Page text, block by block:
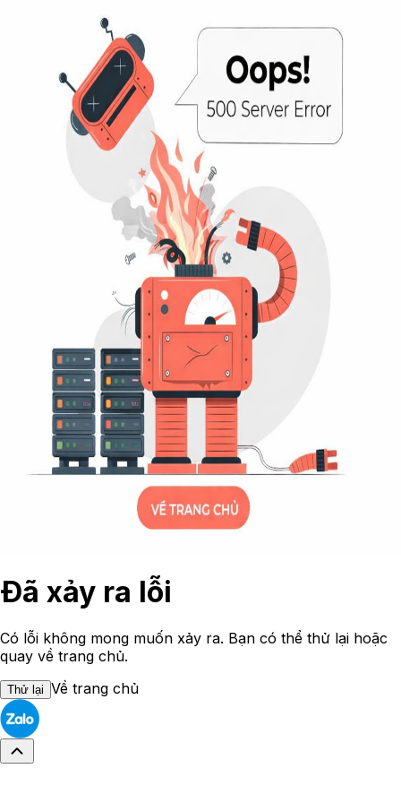
Đã xảy ra lỗi
Có lỗi không mong muốn xảy ra. Bạn có thể thử lại hoặc
quay về trang chủ.
Thử lại Về trang chủ